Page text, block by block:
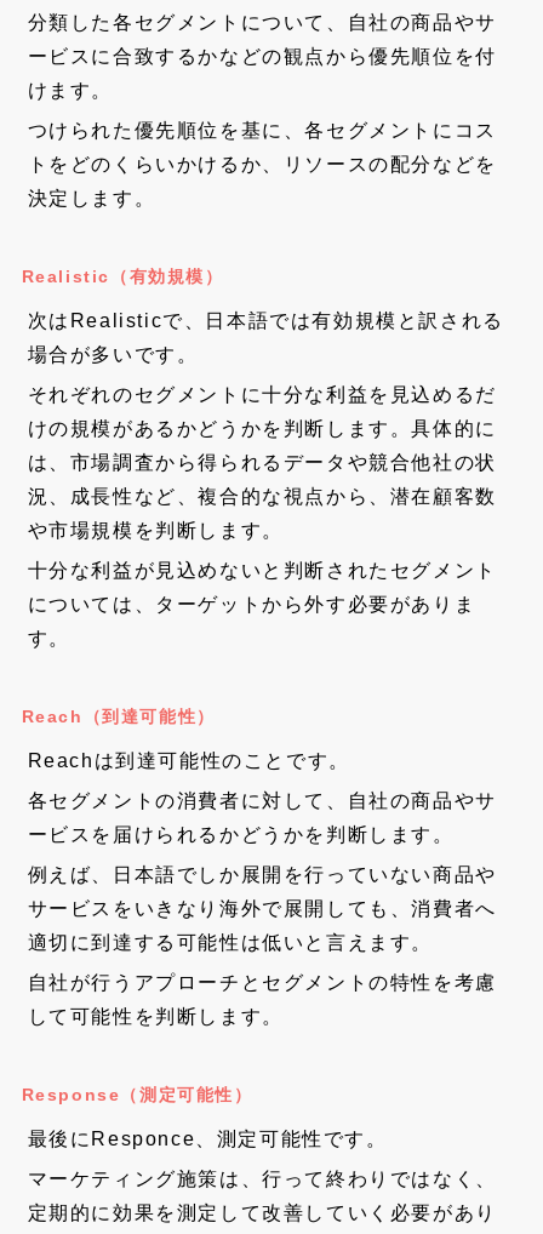
分類した各セグメントについて、自社の商品やサ
ービスに合致するかなどの観点から優先順位を付
けます。
つけられた優先順位を基に、各セグメントにコス
トをどのくらいかけるか、リソースの配分などを
決定します。
Realistic（有効規模）
次はRealisticで、日本語では有効規模と訳される
場合が多いです。
それぞれのセグメントに十分な利益を見込めるだ
けの規模があるかどうかを判断します。具体的に
は、市場調査から得られるデータや競合他社の状
況、成長性など、複合的な視点から、潜在顧客数
や市場規模を判断します。
十分な利益が見込めないと判断されたセグメント
については、ターゲットから外す必要がありま
す。
Reach（到達可能性）
Reachは到達可能性のことです。
各セグメントの消費者に対して、自社の商品やサ
ービスを届けられるかどうかを判断します。
例えば、日本語でしか展開を行っていない商品や
サービスをいきなり海外で展開しても、消費者へ
適切に到達する可能性は低いと言えます。
自社が行うアプローチとセグメントの特性を考慮
して可能性を判断します。
Response（測定可能性）
最後にResponce、測定可能性です。
マーケティング施策は、行って終わりではなく、
定期的に効果を測定して改善していく必要があり